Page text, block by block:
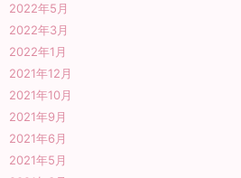
2022年5月
2022年3月
2022年1月
2021年12月
2021年10月
2021年9月
2021年6月
2021年5月